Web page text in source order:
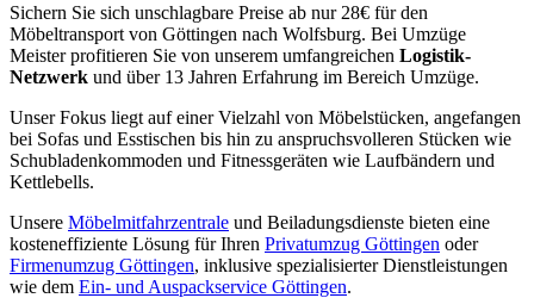
Sichern Sie sich unschlagbare Preise ab nur 28€ für den
Möbeltransport von Göttingen nach Wolfsburg. Bei Umzüge
Meister profitieren Sie von unserem umfangreichen Logistik-
Netzwerk und über 13 Jahren Erfahrung im Bereich Umzüge.
Unser Fokus liegt auf einer Vielzahl von Möbelstücken, angefangen
bei Sofas und Esstischen bis hin zu anspruchsvolleren Stücken wie
Schubladenkommoden und Fitnessgeräten wie Laufbändern und
Kettlebells.
Unsere Möbelmitfahrzentrale und Beiladungsdienste bieten eine
kosteneffiziente Lösung für Ihren Privatumzug Göttingen oder
Firmenumzug Göttingen, inklusive spezialisierter Dienstleistungen
wie dem Ein- und Auspackservice Göttingen.